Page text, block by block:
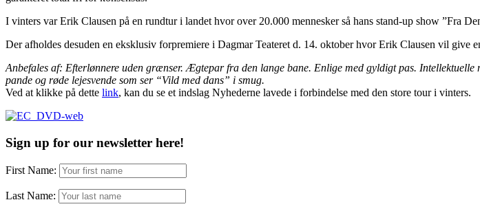
I vinters var Erik Clausen på en rundtur i landet hvor over 20.000 mennesker så hans stand-up show ”Fra
Der afholdes desuden en eksklusiv forpremiere i Dagmar Teateret d. 14. oktober hvor Erik Clausen vil
Anbefales af: Efterlønnere uden grænser. Ægtepar fra den lange bane. Enlige med gyldigt pas.
pande og røde lejesvende som ser “Vild med dans” i smug.
Ved at klikke på dette link, kan du se et indslag Nyhederne lavede i forbindelse med den store tour i vinters.
Sign up for our newsletter here!
First Name:
Last Name: